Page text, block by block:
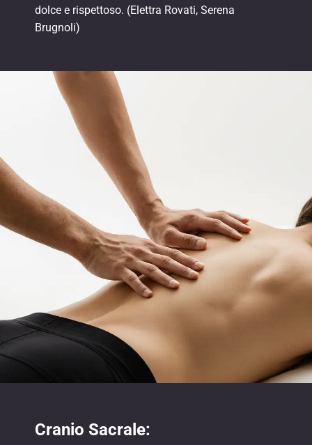
Cranio Sacrale:
dolce e rispettoso. (Elettra Rovati, Serena
Brugnoli)